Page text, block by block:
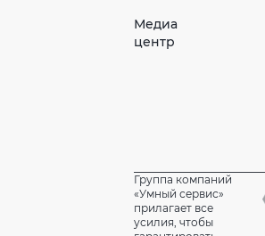
Медиа
центр
Группа компаний
«Умный сервис»
прилагает все
усилия, чтобы